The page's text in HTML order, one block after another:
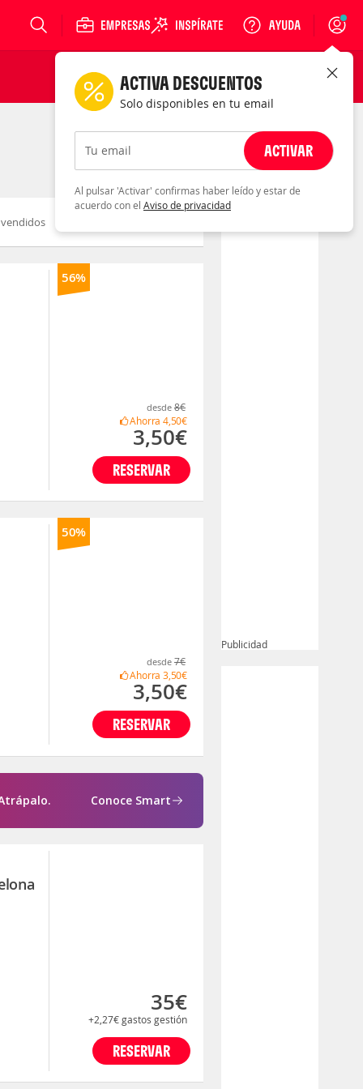
Login
56%
RESERVAR
desde 8€
Ahorra4,50€
3,50€
50%
RESERVAR
desde 7€
Ahorra3,50€
3,50€
Conoce Smart
RESERVAR
35€
+2,27€gastos gestión
Publicidad
ACTIVA DESCUENTOS
Solo disponibles en tu email
Tu email ACTIVAR
Al pulsar 'Activar' confirmas haber leído y estar de
acuerdo con el Aviso de privacidad